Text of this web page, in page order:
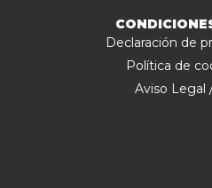
Declaración de
Política de
Aviso Legal